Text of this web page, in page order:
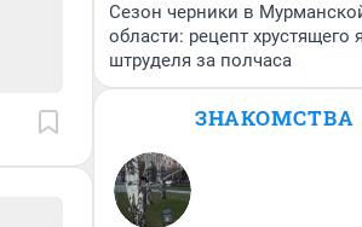
Сезон черники в
области: рецепт хрустящего
штруделя за полчаса
ЗНАКОМСТВА